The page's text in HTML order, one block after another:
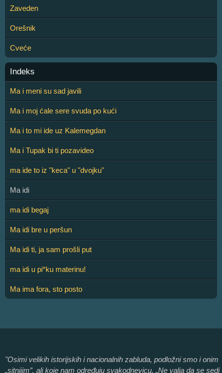
Zaveden
Orešnik
Cveće
Indeks
Ma i meni su sad javili
Ma i moj ćale sere svuda po kući
Ma i to mi ide uz Kalemegdan
Ma i Tupak bi ti pozavideo
ma ide to iz "keca" u "dvojku"
Ma idi
ma idi begaj
Ma idi bre u peršun
Ma idi ti, ja sam prošli put
ma idi u pi*ku materinu!
Ma ima fora, sto posto
"Osimi velikih istorijskih i nacionalnih zabluda, podložni smo i onim
„sitnijim”, ali koje nam određuju svakodnevicu. „Ne valja da se sedi